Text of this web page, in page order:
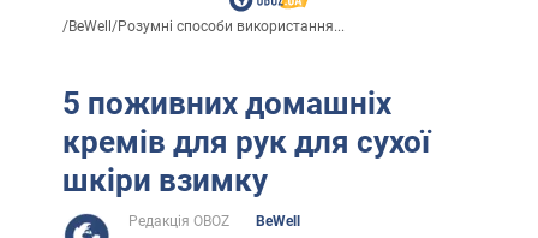
/BeWell/Розумні способи використання...
5 поживних домашніх
кремів для рук для сухої
шкіри взимку
Редакція OBOZ
BeWell